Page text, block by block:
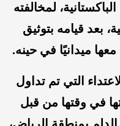
لمخالفته
بعد قيامه بتوثيق
ميدانيًا في حينه.
التي تم تداول
في وقتها من قبل